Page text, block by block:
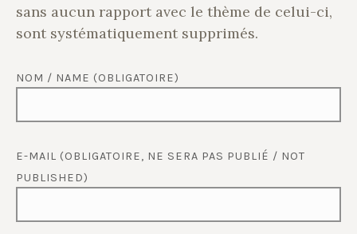
sans aucun rapport avec le thème de celui-ci,
sont systématiquement supprimés.
NOM / NAME (OBLIGATOIRE)
E-MAIL (OBLIGATOIRE, NE SERA PAS PUBLIÉ / NOT
PUBLISHED)